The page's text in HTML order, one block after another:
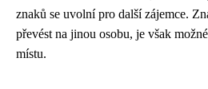
znaků se uvolní pro další zájemce.
převést na jinou osobu, je však
místu.